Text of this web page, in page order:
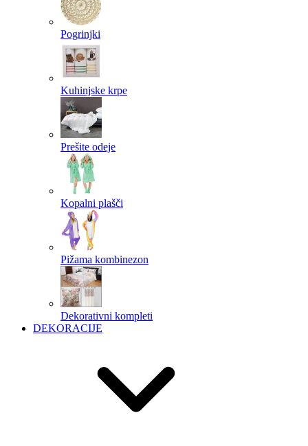
Pogrinjki
Kuhinjske krpe
Prešite odeje
Kopalni plašči
Pižama kombinezon
Dekorativni kompleti
DEKORACIJE